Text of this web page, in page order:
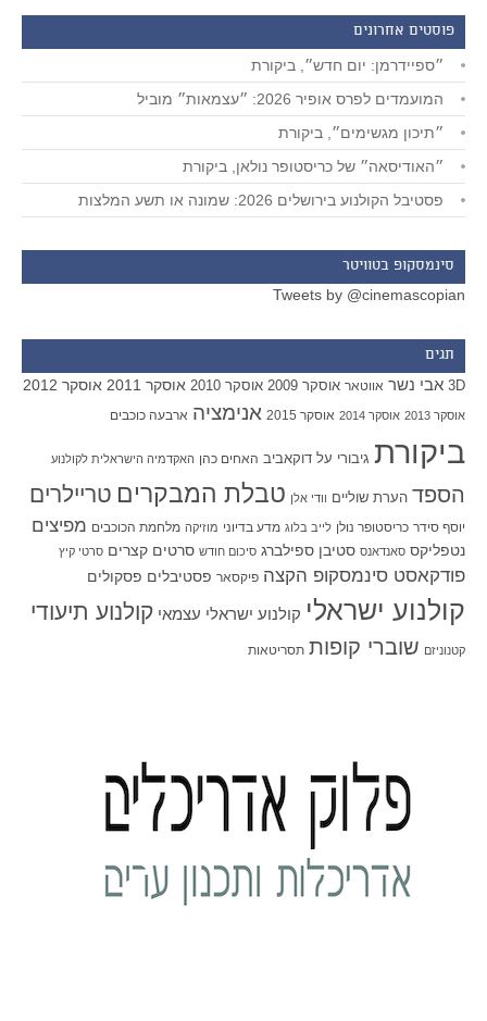
פוסטים אחרונים
״ספיידרמן: יום חדש״, ביקורת
המועמדים לפרס אופיר 2026: ״עצמאות״ מוביל
״תיכון מגשימים״, ביקורת
״האודיסאה״ של כריסטופר נולאן, ביקורת
פסטיבל הקולנוע בירושלים 2026: שמונה או תשע המלצות
סינמסקופ בטוויטר
Tweets by @cinemascopian
תגים
3D אבי נשר אווטאר אוסקר 2009 אוסקר 2010 אוסקר 2011 אוסקר 2012
אוסקר 2013 אוסקר 2014 אוסקר 2015 אנימציה ארבעה כוכבים
ביקורת גיבורי על דוקאביב האחים כהן האקדמיה הישראלית לקולנוע
הספד הערת שוליים וודי אלן טבלת המבקרים טריילרים
יוסף סידר כריסטופר נולן לייב בלוג מדע בדיוני מוזיקה מלחמת הכוכבים מפיצים
נטפליקס סאנדאנס סטיבן ספילברג סיכום חודש סרטים קצרים סרטי קיץ
פודקאסט סינמסקופ הקצה פיקסאר פסטיבלים פסקולים
קולנוע ישראלי קולנוע ישראלי עצמאי קולנוע תיעודי
קטנוניזם שוברי קופות תסריטאות